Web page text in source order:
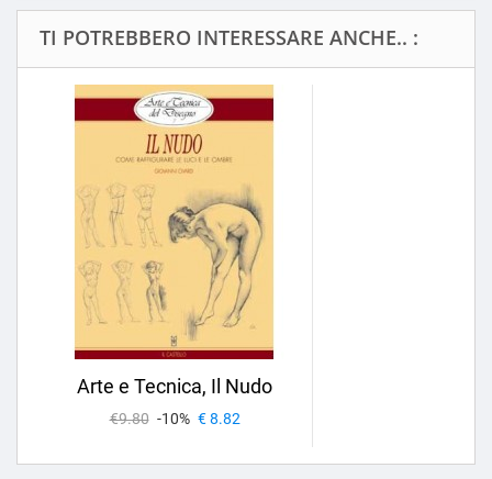
TI POTREBBERO INTERESSARE ANCHE.. :
Arte e Tecnica, Il Nudo
€9.80 -10% € 8.82